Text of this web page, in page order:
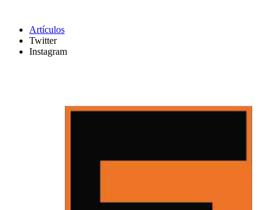
Artículos
Twitter
Instagram